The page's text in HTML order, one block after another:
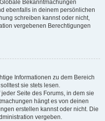
Bekanntmachungen
ebenfalls in deinem persönlichen
schreiben kannst oder nicht,
vergebenen Berechtigungen
Informationen zu dem Bereich
sie stets lesen.
Seite des Forums, in dem sie
hängt es von deinen
erstellen kannst oder nicht. Die
vergeben.